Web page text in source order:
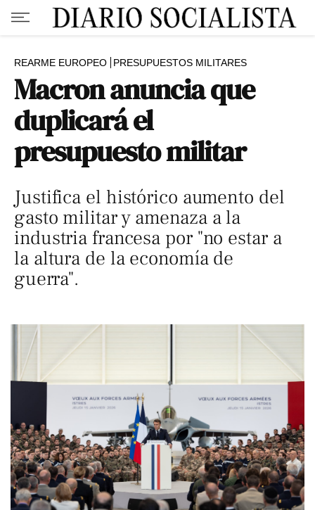
REARME EUROPEO PRESUPUESTOS MILITARES
Macron anuncia que
duplicará el
presupuesto militar
Justifica el histórico aumento del
gasto militar y amenaza a la
industria francesa por "no estar a
la altura de la economía de
guerra".